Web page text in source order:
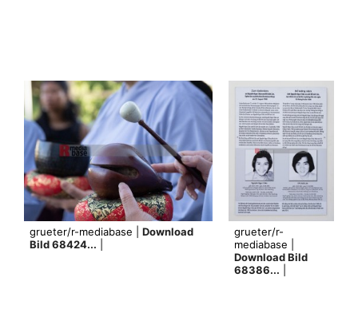
grueter/r-mediabase | Download
Bild 68424...
grueter/r-
mediabase |
Download Bild
68386...